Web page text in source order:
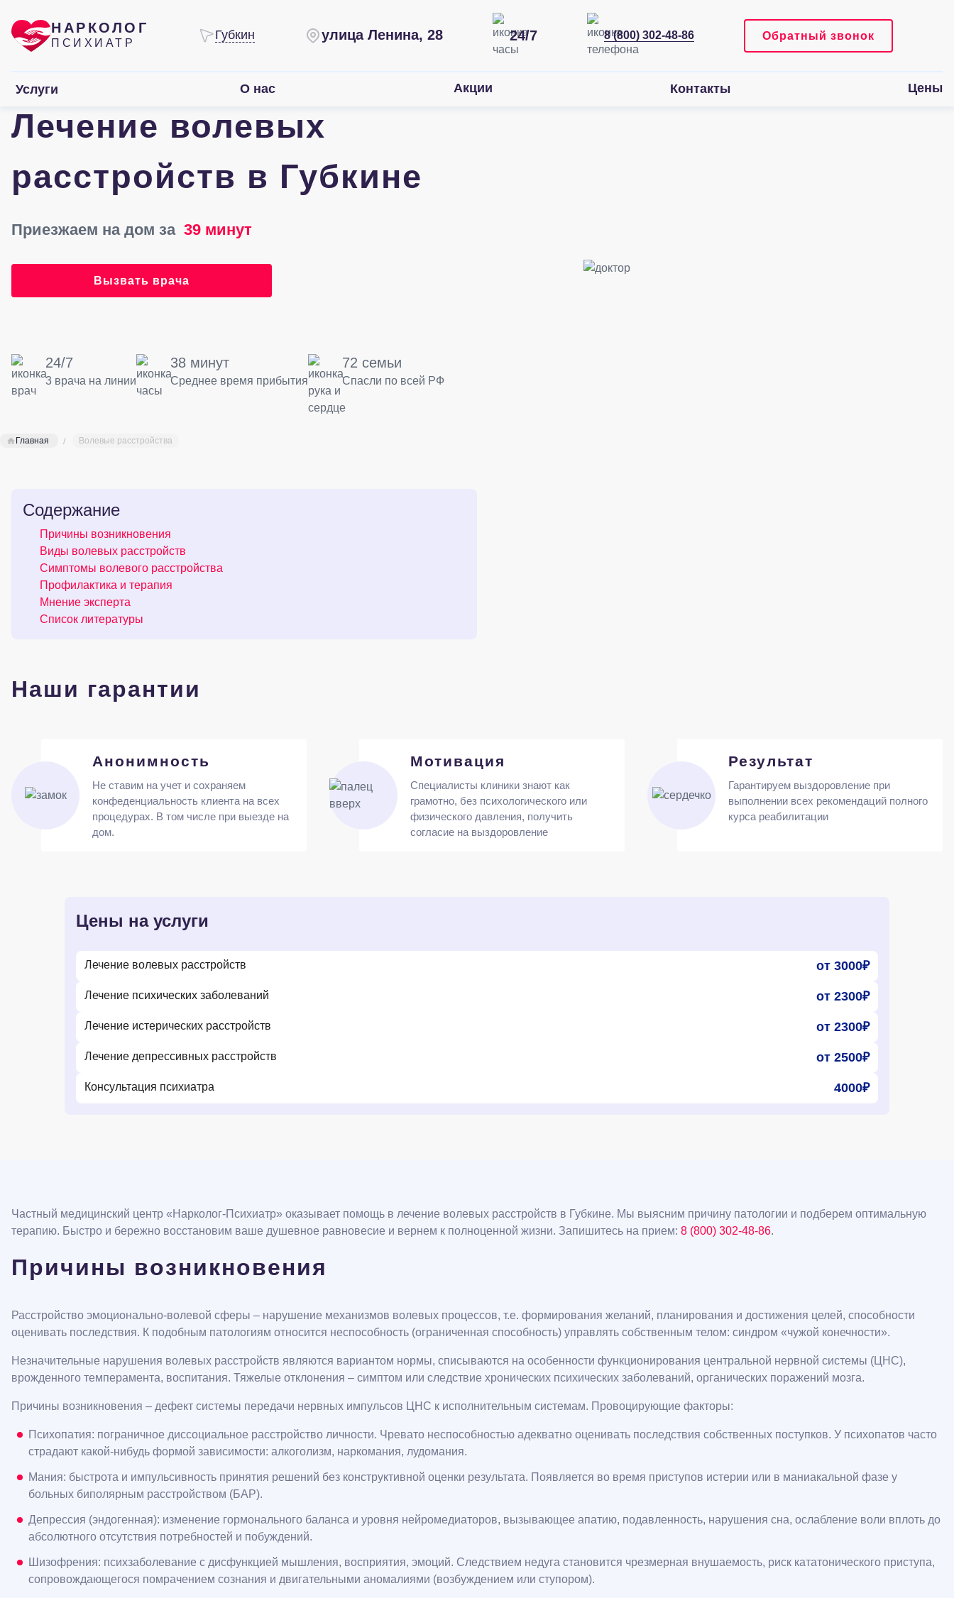
НАРКОЛОГ
ПСИХИАТР
Губкин улица Ленина, 28 24/7 8 (800) 302-48-86 Обратный звонок
Услуги О нас Акции Контакты Цены
Лечение волевых
расстройств в Губкине
Приезжаем на дом за39 минут
Вызвать врача
24/7
3 врача на линии
38 минут
Среднее время прибытия
72 семьи
Спасли по всей РФ
Главная Волевые расстройства
Содержание
Причины возникновения
Виды волевых расстройств
Симптомы волевого расстройства
Профилактика и терапия
Мнение эксперта
Список литературы
Наши гарантии
Анонимность
Не ставим на учет и сохраняем
конфеденциальность клиента на всех
процедурах. В том числе при выезде на
дом.
Мотивация
Специалисты клиники знают как
грамотно, без психологического или
физического давления, получить
согласие на выздоровление
Результат
Гарантируем выздоровление при
выполнении всех рекомендаций полного
курса реабилитации
Цены на услуги
Лечение волевых расстройств от 3000₽
Лечение психических заболеваний от 2300₽
Лечение истерических расстройств от 2300₽
Лечение депрессивных расстройств от 2500₽
Консультация психиатра 4000₽
Частный медицинский центр «Нарколог-Психиатр» оказывает помощь в лечение волевых расстройств в Губкине. Мы выясним причину патологии и подберем оптимальную
терапию. Быстро и бережно восстановим ваше душевное равновесие и вернем к полноценной жизни. Запишитесь на прием: 8 (800) 302-48-86.
Причины возникновения
Расстройство эмоционально-волевой сферы – нарушение механизмов волевых процессов, т.е. формирования желаний, планирования и достижения целей, способности
оценивать последствия. К подобным патологиям относится неспособность (ограниченная способность) управлять собственным телом: синдром «чужой конечности».
Незначительные нарушения волевых расстройств являются вариантом нормы, списываются на особенности функционирования центральной нервной системы (ЦНС),
врожденного темперамента, воспитания. Тяжелые отклонения – симптом или следствие хронических психических заболеваний, органических поражений мозга.
Причины возникновения – дефект системы передачи нервных импульсов ЦНС к исполнительным системам. Провоцирующие факторы:
Психопатия: пограничное диссоциальное расстройство личности. Чревато неспособностью адекватно оценивать последствия собственных поступков. У психопатов часто
страдают какой-нибудь формой зависимости: алкоголизм, наркомания, лудомания.
Мания: быстрота и импульсивность принятия решений без конструктивной оценки результата. Появляется во время приступов истерии или в маниакальной фазе у
больных биполярным расстройством (БАР).
Депрессия (эндогенная): изменение гормонального баланса и уровня нейромедиаторов, вызывающее апатию, подавленность, нарушения сна, ослабление воли вплоть до
абсолютного отсутствия потребностей и побуждений.
Шизофрения: психзаболевание с дисфункцией мышления, восприятия, эмоций. Следствием недуга становится чрезмерная внушаемость, риск кататонического приступа,
сопровождающегося помрачением сознания и двигательными аномалиями (возбуждением или ступором).